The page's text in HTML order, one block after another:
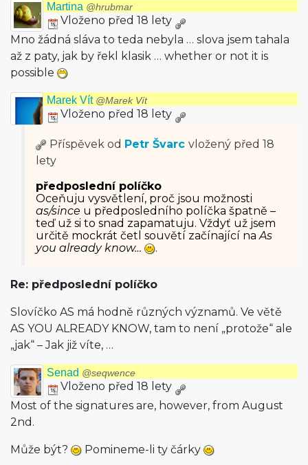
Martina @hrubmar
Vloženo před 18 lety
Mno žádná sláva to teda nebyla … slova jsem tahala
až z paty, jak by řekl klasik … whether or not it is
possible
Marek Vít @Marek Vít
Vloženo před 18 lety
Příspěvek od Petr Švarc vložený před 18
lety
předposlední políčko
Oceňuju vysvětlení, proč jsou možnosti
as/since u předposledního políčka špatně –
teď už si to snad zapamatuju. Vždyť už jsem
určitě mockrát četl souvětí začínající naAs
you already know…
.
Re: předposlední políčko
Slovíčko AS má hodně různých významů. Ve větě
AS YOU ALREADY KNOW, tam to není „protože“ ale
„jak“ – Jak již víte, …
Senad @seqwence
Vloženo před 18 lety
Most of the signatures are, however, from August
2nd.
Může být? Pomineme-li ty čárky